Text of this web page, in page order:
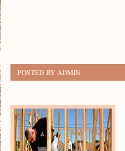
POSTED BY ADMIN